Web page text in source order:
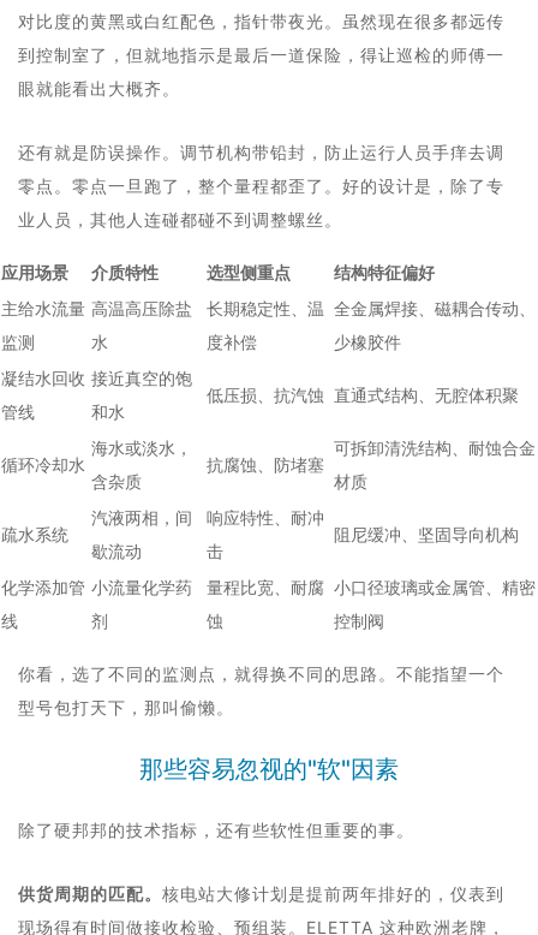
对比度的黄黑或白红配色，指针带夜光。虽然现在很多都远传
到控制室了，但就地指示是最后一道保险，得让巡检的师傅一
眼就能看出大概齐。
还有就是防误操作。调节机构带铅封，防止运行人员手痒去调
零点。零点一旦跑了，整个量程都歪了。好的设计是，除了专
业人员，其他人连碰都碰不到调整螺丝。
应用场景 介质特性 选型侧重点
结构特征偏好
主给水流量
监测
高温高压除盐
水
长期稳定性、温
度补偿
全金属焊接、磁耦合传动、
少橡胶件
凝结水回收
管线
接近真空的饱
和水
低压损、抗汽蚀 直通式结构、无腔体积聚
循环冷却水
海水或淡水，
含杂质
抗腐蚀、防堵塞
可拆卸清洗结构、耐蚀合金
材质
疏水系统
汽液两相，间
歇流动
响应特性、耐冲
击
阻尼缓冲、坚固导向机构
化学添加管
线
小流量化学药
剂
量程比宽、耐腐
蚀
小口径玻璃或金属管、精密
控制阀
你看，选了不同的监测点，就得换不同的思路。不能指望一个
型号包打天下，那叫偷懒。
那些容易忽视的"软"因素
除了硬邦邦的技术指标，还有些软性但重要的事。
供货周期的匹配。 核电站大修计划是提前两年排好的，仪表到
现场得有时间做接收检验、预组装。ELETTA 这种欧洲老牌，